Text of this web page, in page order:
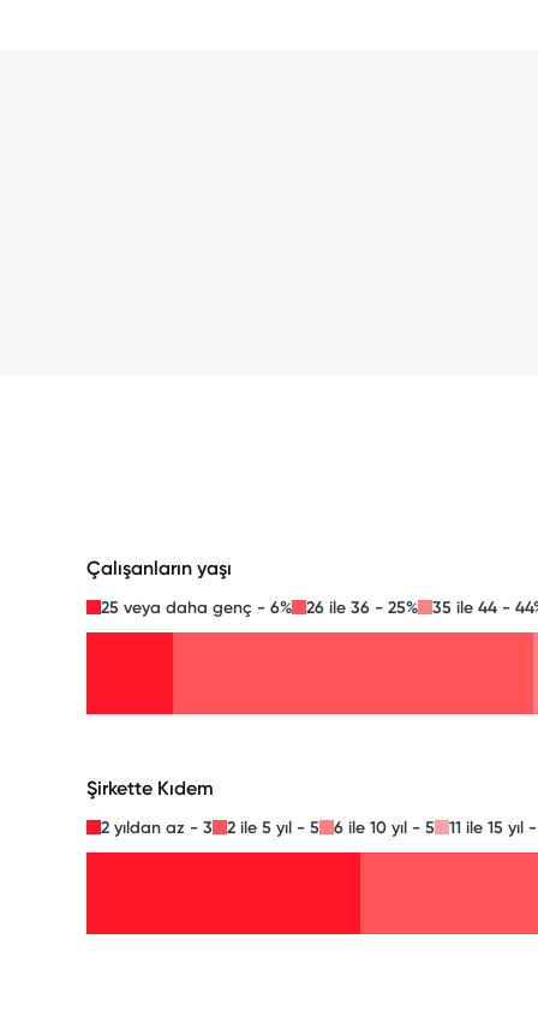
Çalışanların yaşı
25 veya daha genç - 6% 26 ile 36 - 25% 35 ile 44 -
Şirkette Kıdem
2 yıldan az - 3 2 ile 5 yıl - 5 6 ile 10 yıl - 5 11 ile 15 yıl